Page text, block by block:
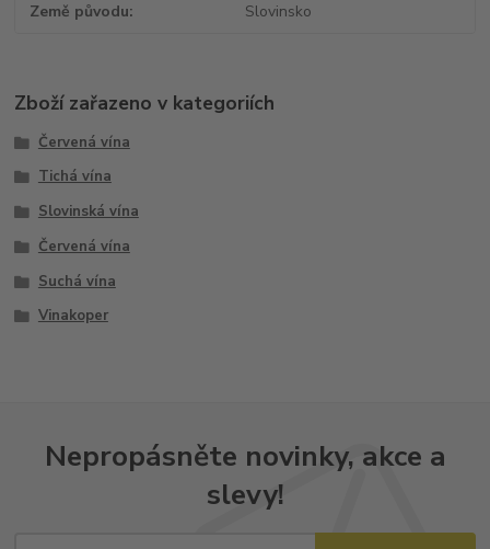
Země původu Slovinsko
Zboží zařazeno v kategoriích
Červená vína
Tichá vína
Slovinská vína
Červená vína
Suchá vína
Vinakoper
Nepropásněte novinky, akce a
slevy!